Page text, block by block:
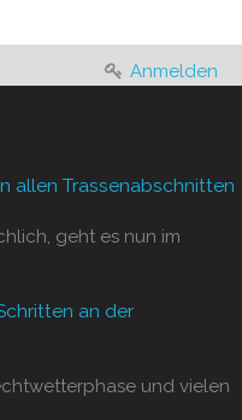
Anmelden
allen Trassenabschnitten
geht es nun im
an der
und vielen